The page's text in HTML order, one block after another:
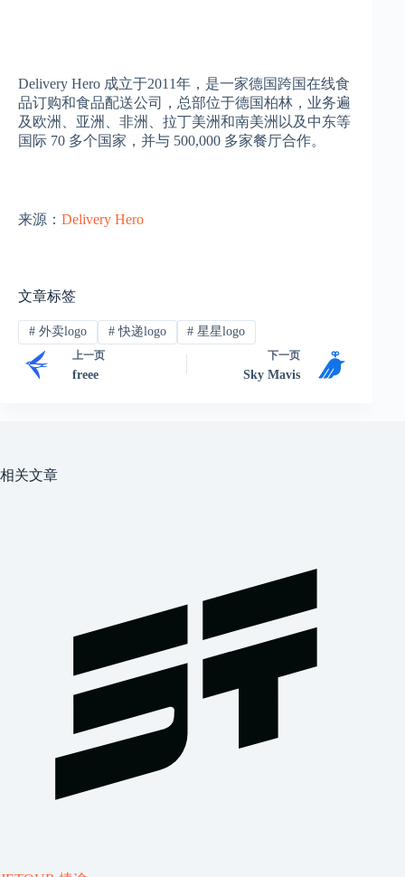
Delivery Hero 成立于2011年，是一家德国跨国在线食
品订购和食品配送公司，总部位于德国柏林，业务遍
及欧洲、亚洲、非洲、拉丁美洲和南美洲以及中东等
国际 70 多个国家，并与 500,000 多家餐厅合作。
来源： Delivery Hero
文章标签
#外卖logo #快递logo # 星星logo
上一页
freee
下一页
Sky Mavis
相关文章